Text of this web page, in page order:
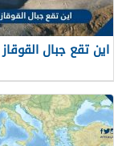
اين تقع جبال القوقاز